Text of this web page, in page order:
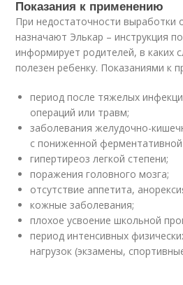
Показания к применению
При недостаточности выработки
назначают Элькар – инструкция
информирует родителей, в каких
полезен ребенку. Показаниями к
период после тяжелых
операций или травм;
заболевания желудочно-
с пониженной
гипертиреоз легкой степени;
поражения головного мозга;
отсутствие аппетита,
кожные заболевания;
плохое усвоение школьной
период интенсивных
нагрузок (экзамены,